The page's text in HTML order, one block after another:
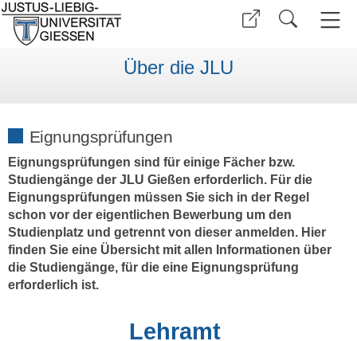
Über die JLU
Eignungsprüfungen
Eignungsprüfungen sind für einige Fächer bzw.
Studiengänge der JLU Gießen erforderlich. Für die
Eignungsprüfungen müssen Sie sich in der Regel
schon vor der eigentlichen Bewerbung um den
Studienplatz und getrennt von dieser anmelden. Hier
finden Sie eine Übersicht mit allen Informationen über
die Studiengänge, für die eine Eignungsprüfung
erforderlich ist.
Lehramt